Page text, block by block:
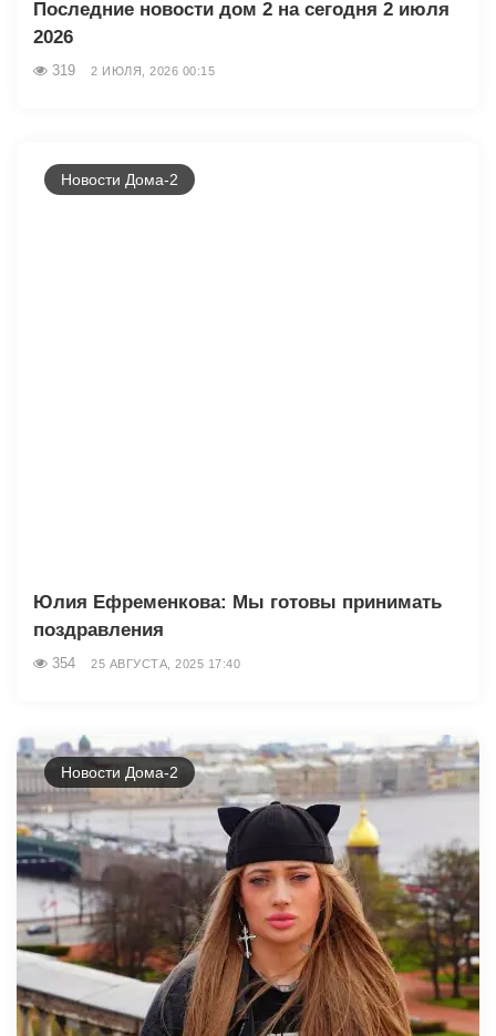
Последние новости дом 2 на сегодня 2 июля
2026
319 2 ИЮЛЯ, 2026 00:15
Новости Дома-2
Юлия Ефременкова: Мы готовы принимать
поздравления
354 25 АВГУСТА, 2025 17:40
Новости Дома-2